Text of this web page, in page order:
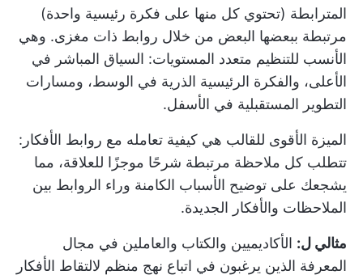
المترابطة (تحتوي كل منها على فكرة رئيسية واحدة)
مرتبطة ببعضها البعض من خلال روابط ذات مغزى. وهي
الأنسب للتنظيم متعدد المستويات: السياق المباشر في
الأعلى، والفكرة الرئيسية الذرية في الوسط، ومسارات
التطوير المستقبلية في الأسفل.
الميزة الأقوى للقالب هي كيفية تعامله مع روابط الأفكار:
تتطلب كل ملاحظة مرتبطة شرحًا موجزًا للعلاقة، مما
يشجعك على توضيح الأسباب الكامنة وراء الروابط بين
الملاحظات والأفكار الجديدة.
مثالي ل: الأكاديميين والكتاب والعاملين في مجال
المعرفة الذين يرغبون في اتباع نهج منظم لالتقاط الأفكار